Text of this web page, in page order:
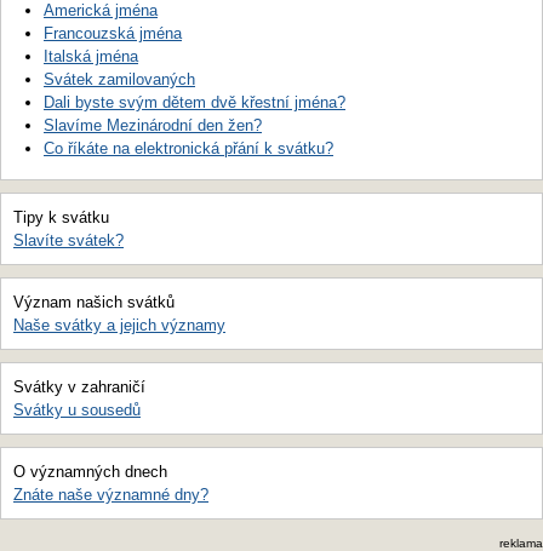
Americká jména
Francouzská jména
Italská jména
Svátek zamilovaných
Dali byste svým dětem dvě křestní jména?
Slavíme Mezinárodní den žen?
Co říkáte na elektronická přání k svátku?
Tipy k svátku
Slavíte svátek?
Význam našich svátků
Naše svátky a jejich významy
Svátky v zahraničí
Svátky u sousedů
O významných dnech
Znáte naše významné dny?
reklama